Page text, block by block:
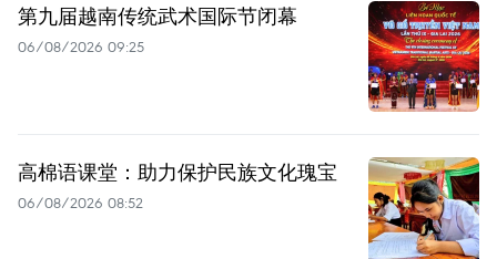
第九届越南传统武术国际节闭幕
06/08/2026 09:25
高棉语课堂：助力保护民族文化瑰宝
06/08/2026 08:52